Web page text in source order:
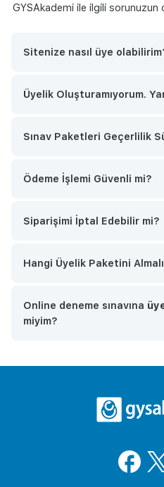
GYSAkademi ile ilgili sorunuzun
Sitenize nasıl üye
Üyelik Oluşturamıyorum.
Sınav Paketleri Geçerlilik
Ödeme İşlemi Güvenli mi?
Siparişimi İptal Edebilir mi?
Hangi Üyelik Paketini
Online deneme sınavına
miyim?